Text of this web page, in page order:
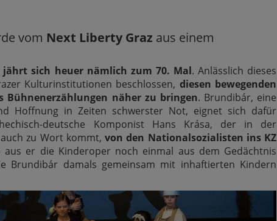
vom Next Liberty Graz aus einem
jährt sich heuer nämlich zum 70. Mal. Anlässlich dieses
Kulturinstitutionen beschlossen, diesen bewegenden
Bühnenerzählungen näher zu bringen. Brundibár, eine
Hoffnung in Zeiten schwerster Not, eignet sich dafür
deutsche Komponist Hans Krása, der in der
auch zu Wort kommt,von den Nationalsozialisten ins KZ
aus er die Kinderoper noch einmal aus dem Gedächtnis
Brundibár damals gemeinsam mit inhaftierten Kindern